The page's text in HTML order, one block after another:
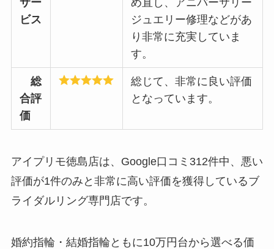
サー
ビス
め直し、アニバーサリー
ジュエリー修理などがあ
り非常に充実していま
す。
総
合評
価
総じて、非常に良い評価
となっています。
アイプリモ徳島店は、Google口コミ312件中、悪い
評価が1件のみと非常に高い評価を獲得しているブ
ライダルリング専門店です。
婚約指輪・結婚指輪ともに10万円台から選べる価